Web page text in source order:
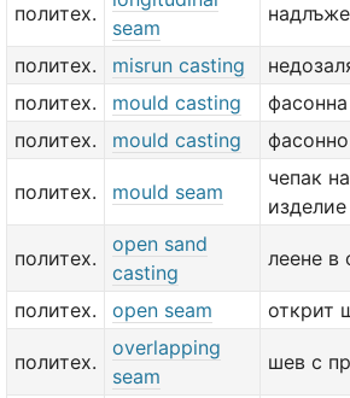
политех.
seam
политех. misrun casting
политех.
mould casting
политех.
mould casting
политех. mould seam
чепак
изделие
политех.
open sand
casting
леене в
политех. open seam открит
политех.
overlapping
seam
шев с